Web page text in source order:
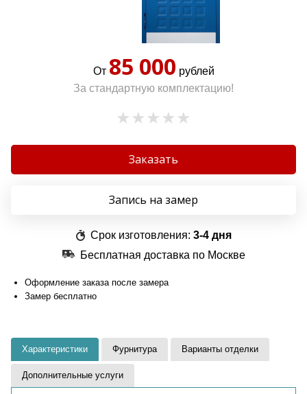
От 85 000 рублей
За стандартную комплектацию!
Заказать
Запись на замер
Срок изготовления: 3-4 дня
Бесплатная доставка по Москве
Оформление заказа после замера
Замер бесплатно
Характеристики Фурнитура Варианты отделки
Дополнительные услуги